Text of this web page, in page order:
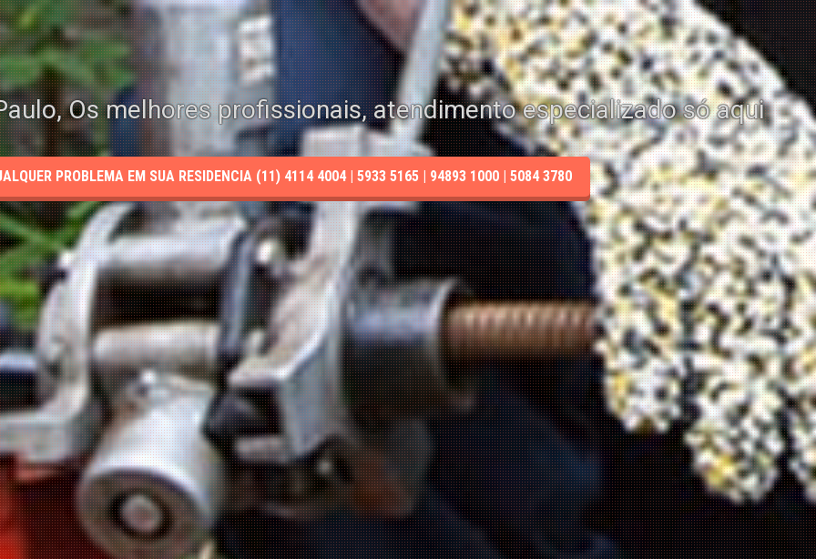
Os melhores profissionais, atendimento especializado só aqui
PROBLEMA EM SUA RESIDENCIA (11) 4114 4004 | 5933 5165 | 94893 1000 | 5084 3780